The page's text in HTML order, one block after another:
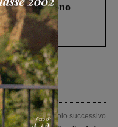
cui morirono
schianto, il
fra tir....
Articolo successivo